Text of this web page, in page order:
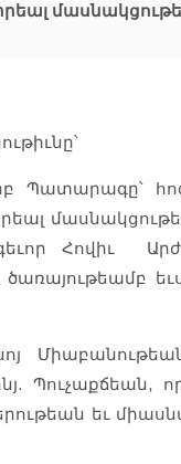
Պատարագը՝
Հովիւ
ծառայութեամբ
Պուչաքճեան,
եւ